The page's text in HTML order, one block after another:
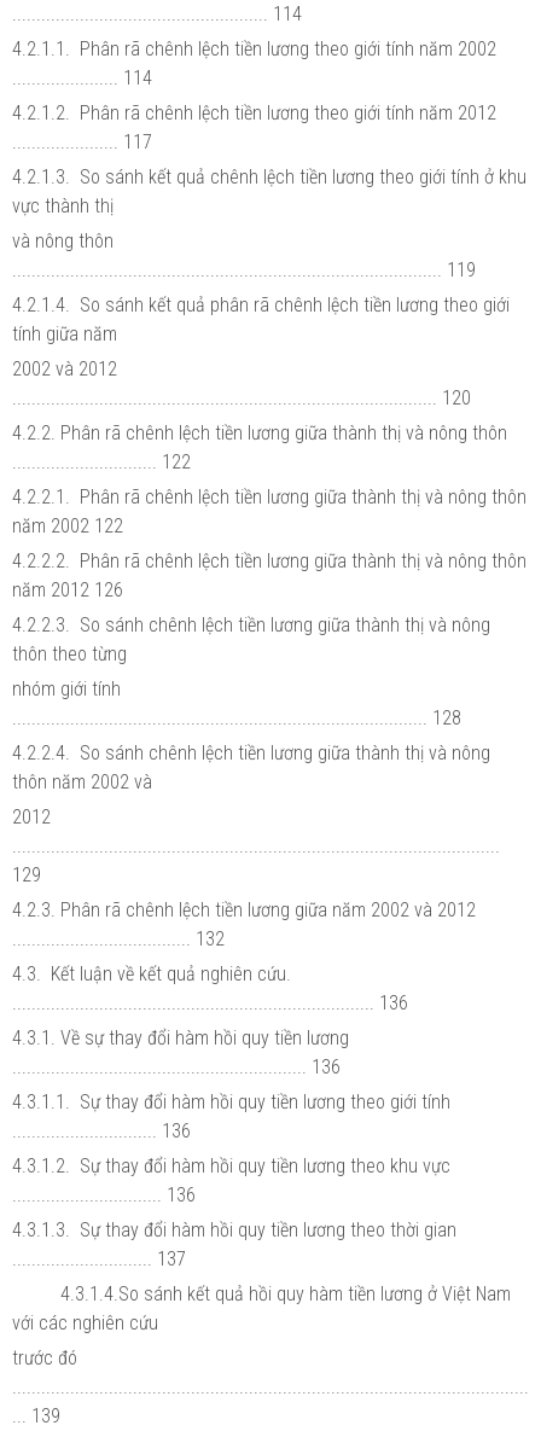
..................................................... 114
4.2.1.1. Phân rã chênh lệch tiền lương theo giới tính năm 2002
...................... 114
4.2.1.2. Phân rã chênh lệch tiền lương theo giới tính năm 2012
...................... 117
4.2.1.3. So sánh kết quả chênh lệch tiền lương theo giới tính ở khu
vực thành thị
và nông thôn
......................................................................................... 119
4.2.1.4. So sánh kết quả phân rã chênh lệch tiền lương theo giới
tính giữa năm
2002 và 2012
........................................................................................ 120
4.2.2. Phân rã chênh lệch tiền lương giữa thành thị và nông thôn
.............................. 122
4.2.2.1. Phân rã chênh lệch tiền lương giữa thành thị và nông thôn
năm 2002 122
4.2.2.2. Phân rã chênh lệch tiền lương giữa thành thị và nông thôn
năm 2012 126
4.2.2.3. So sánh chênh lệch tiền lương giữa thành thị và nông
thôn theo từng
nhóm giới tính
...................................................................................... 128
4.2.2.4. So sánh chênh lệch tiền lương giữa thành thị và nông
thôn năm 2002 và
2012
129
4.2.3. Phân rã chênh lệch tiền lương giữa năm 2002 và 2012
..................................... 132
4.3. Kết luận về kết quả nghiên cứu.
........................................................................... 136
4.3.1. Về sự thay đổi hàm hồi quy tiền lương
............................................................. 136
4.3.1.1. Sự thay đổi hàm hồi quy tiền lương theo giới tính
.............................. 136
4.3.1.2. Sự thay đổi hàm hồi quy tiền lương theo khu vực
............................... 136
4.3.1.3. Sự thay đổi hàm hồi quy tiền lương theo thời gian
............................. 137
4.3.1.4.So sánh kết quả hồi quy hàm tiền lương ở Việt Nam
với các nghiên cứu
trước đó
... 139